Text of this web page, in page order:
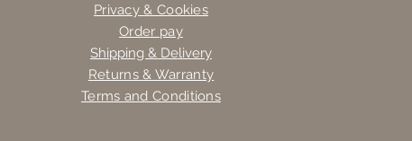
Privacy & Cookies
Order pay
Shipping & Delivery
Returns & Warranty
Terms and Conditions